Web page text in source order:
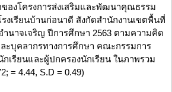
องโครงการส่งเสริมและพัฒนาคุณธรรม
งเรียนบ้านก่อนาดี สังกัดสำนักงานเขตพื้นที่
นาจเจริญ ปีการศึกษา 2563 ตามความคิด
ะบุคลากรทางการศึกษา คณะกรรมการ
เรียนและผู้ปกครองนักเรียน ในภาพรวม
= 4.44, S.D = 0.49)